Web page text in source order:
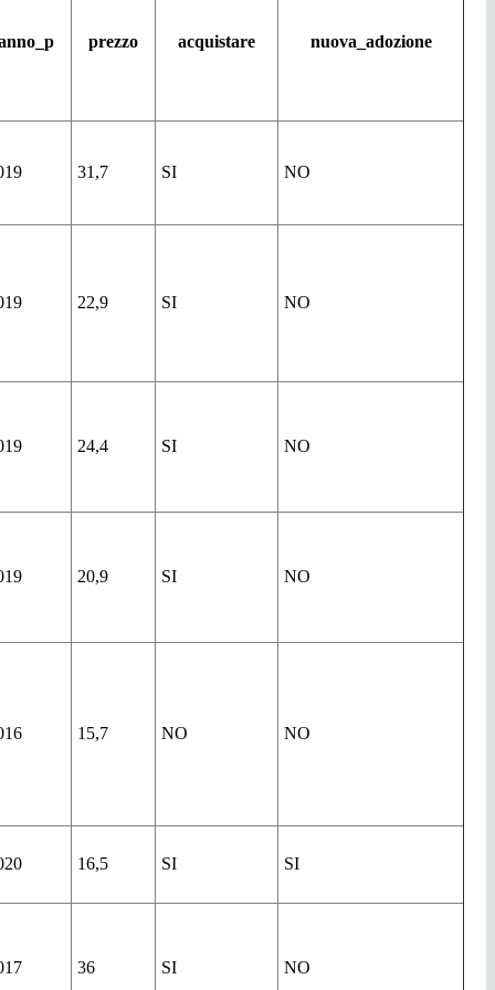
prezzo acquistare nuova_adozione
31,7 SI NO
22,9 SI NO
24,4 SI NO
20,9 SI NO
15,7 NO NO
16,5 SI SI
36 SI NO